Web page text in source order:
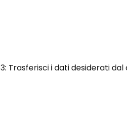
3: Trasferisci i dati desiderati